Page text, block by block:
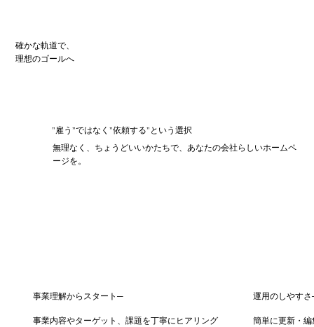
確かな軌道で、
理想のゴールへ
”雇う”ではなく​”依頼する”という選択
無理なく、ちょうどいいかたちで、あなたの会社らしいホームペ
ージを。
事業理解からスタート─
事業内容やターゲット、課題を丁寧にヒアリング
運用のしやす
簡単に更新・